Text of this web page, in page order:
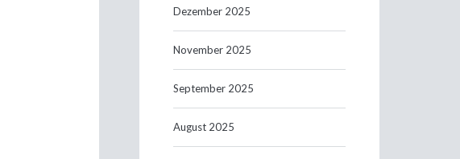
Dezember 2025
November 2025
September 2025
August 2025